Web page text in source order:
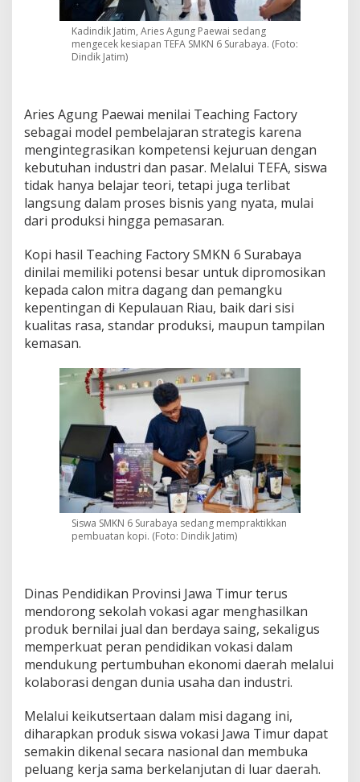
D
a
g
e
K
e
p
u
l
a
u
n
R
i
a
u
Kadindik Jatim, Aries Agung Paewai sedang
mengecek kesiapan TEFA SMKN 6 Surabaya. (Foto:
Dindik Jatim)
Aries Agung Paewai menilai Teaching Factory
sebagai model pembelajaran strategis karena
mengintegrasikan kompetensi kejuruan dengan
kebutuhan industri dan pasar. Melalui TEFA, siswa
tidak hanya belajar teori, tetapi juga terlibat
langsung dalam proses bisnis yang nyata, mulai
dari produksi hingga pemasaran.
Kopi hasil Teaching Factory SMKN 6 Surabaya
dinilai memiliki potensi besar untuk dipromosikan
kepada calon mitra dagang dan pemangku
kepentingan di Kepulauan Riau, baik dari sisi
kualitas rasa, standar produksi, maupun tampilan
kemasan.
Siswa SMKN 6 Surabaya sedang mempraktikkan
pembuatan kopi. (Foto: Dindik Jatim)
Dinas Pendidikan Provinsi Jawa Timur terus
mendorong sekolah vokasi agar menghasilkan
produk bernilai jual dan berdaya saing, sekaligus
memperkuat peran pendidikan vokasi dalam
mendukung pertumbuhan ekonomi daerah melalui
kolaborasi dengan dunia usaha dan industri.
Melalui keikutsertaan dalam misi dagang ini,
diharapkan produk siswa vokasi Jawa Timur dapat
semakin dikenal secara nasional dan membuka
peluang kerja sama berkelanjutan di luar daerah.